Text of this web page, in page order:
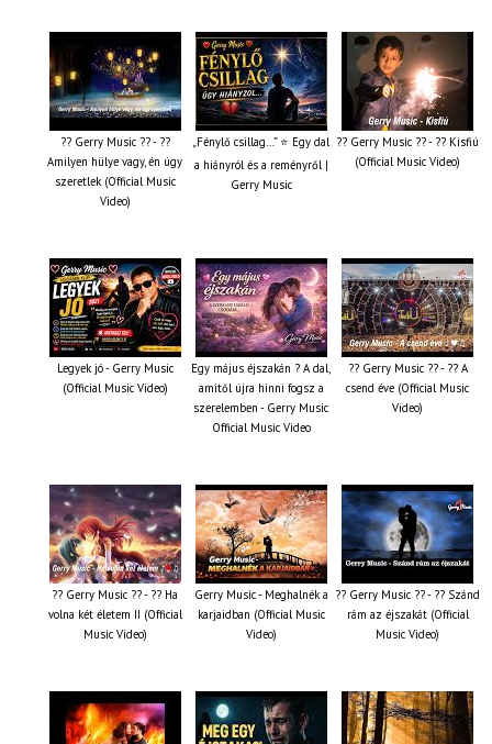
?? Gerry Music ?? - ??
Amilyen hülye vagy, én úgy
szeretlek (Official Music
Video)
„Fénylő csillag…” ⭐ Egy dal
a hiányról és a reményről |
Gerry Music
?? Gerry Music ?? - ?? Kisfiú
(Official Music Video)
Legyek jó - Gerry Music
(Official Music Video)
Egy május éjszakán ? A dal,
amitől újra hinni fogsz a
szerelemben - Gerry Music
Official Music Video
?? Gerry Music ?? - ?? A
csend éve (Official Music
Video)
?? Gerry Music ?? - ?? Ha
volna két életem II (Official
Music Video)
Gerry Music - Meghalnék a
karjaidban (Official Music
Video)
?? Gerry Music ?? - ?? Szánd
rám az éjszakát (Official
Music Video)